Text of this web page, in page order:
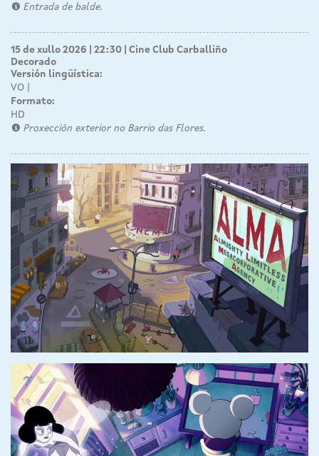
Entrada de balde.
15 de xullo 2026 | 22:30
Cine Club Carballiño
Decorado
Versión lingüística:
VO
Formato:
HD
Proxección exterior no Barrio das Flores.